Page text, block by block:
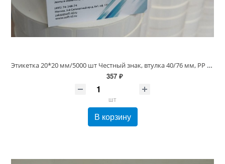
Этикетка 20*20 мм/5000 шт Честный знак, втулка 40/76 мм, PP Полипропиленовая Белая Глянцевая (20х20 этикетка)
357 ₽
шт
В корзину